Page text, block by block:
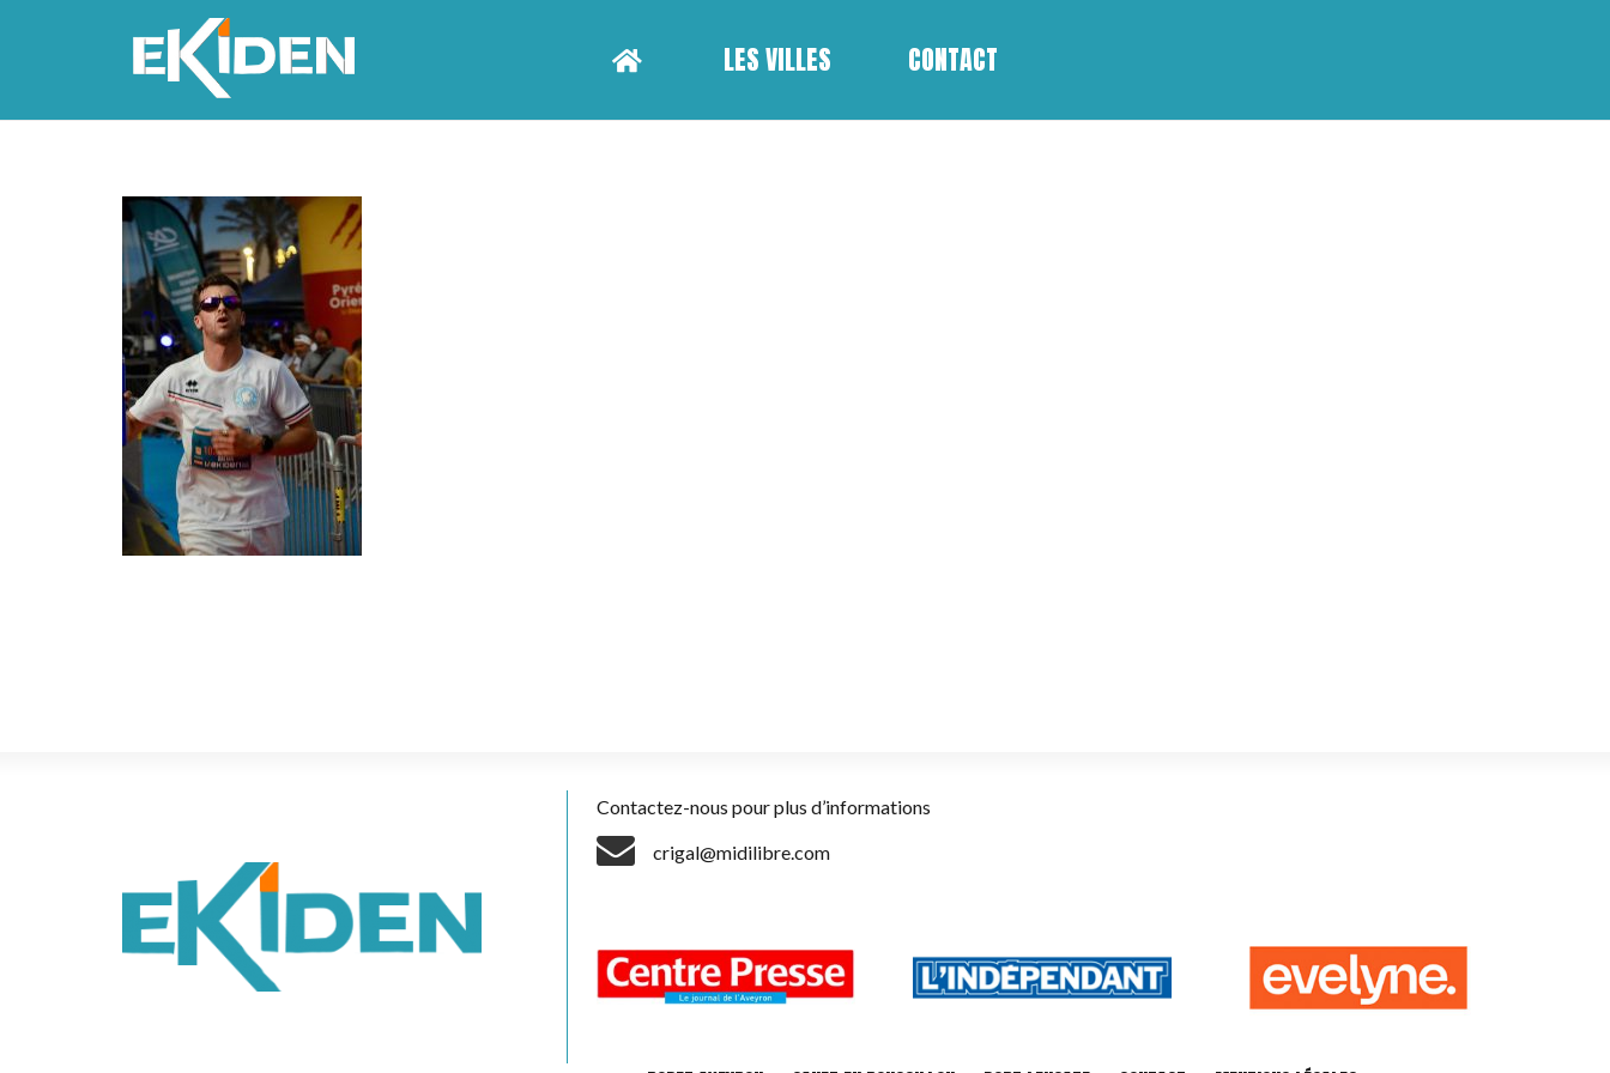
LES VILLES CONTACT
Contactez-nous pour plus d’informations
crigal@midilibre.com